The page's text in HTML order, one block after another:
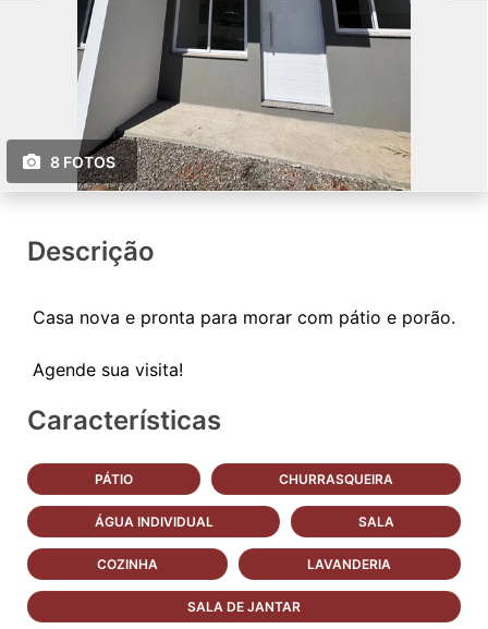
8 FOTOS
Descrição
Casa nova e pronta para morar com pátio e porão.
Características
PÁTIO CHURRASQUEIRA
ÁGUA INDIVIDUAL SALA
COZINHA LAVANDERIA
SALA DE JANTAR